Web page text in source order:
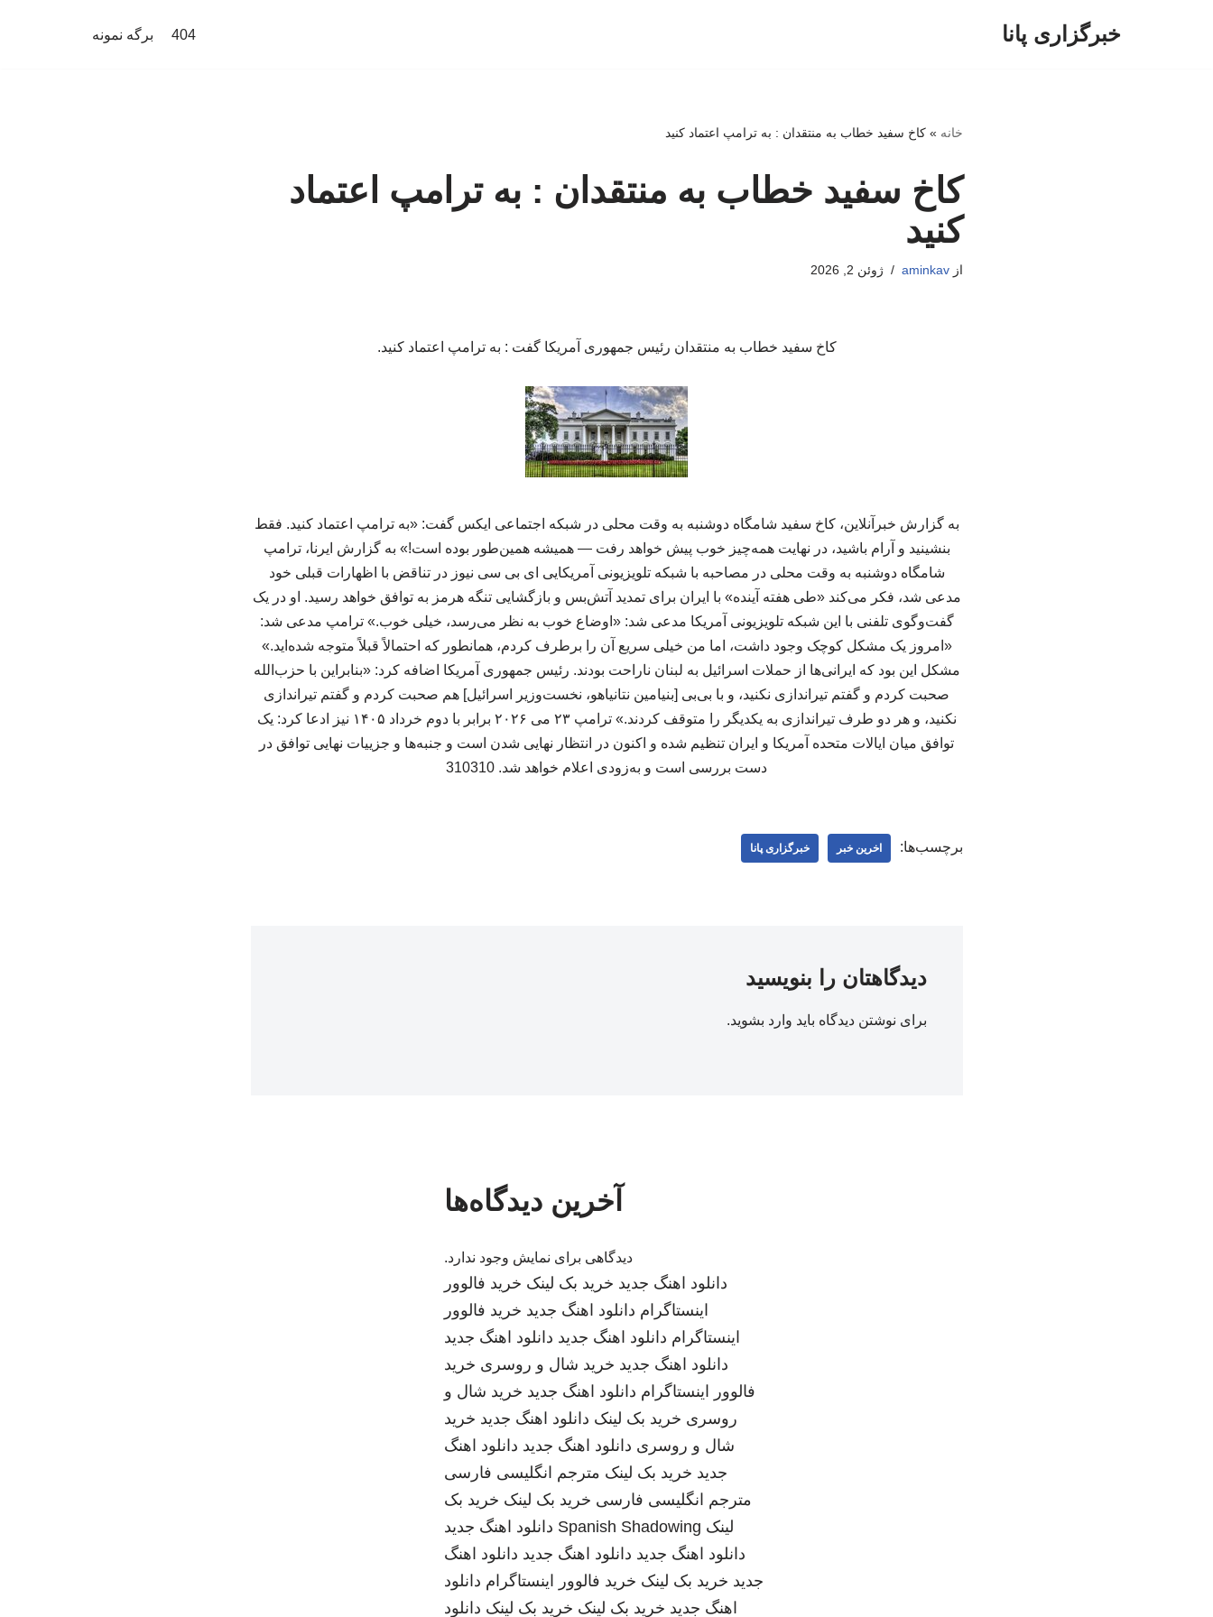
خبرگزاری پانا 404 برگه نمونه
خانه »کاخ سفید خطاب به منتقدان : به ترامپ اعتماد کنید
کاخ سفید خطاب به منتقدان : به ترامپ اعتماد
کنید
ازaminkav ژوئن 2, 2026
کاخ سفید خطاب به منتقدان رئیس جمهوری آمریکا گفت : به ترامپ اعتماد کنید.
به گزارش خبرآنلاین، کاخ سفید شامگاه دوشنبه به وقت محلی در شبکه اجتماعی ایکس گفت: «به ترامپ اعتماد کنید. فقط
بنشینید و آرام باشید، در نهایت همه‌چیز خوب پیش خواهد رفت — همیشه همین‌طور بوده است!» به گزارش ایرنا، ترامپ
شامگاه دوشنبه به وقت محلی در مصاحبه با شبکه تلویزیونی آمریکایی ای بی سی نیوز در تناقض با اظهارات قبلی خود
مدعی شد، فکر می‌کند «طی هفته آینده» با ایران برای تمدید آتش‌بس و بازگشایی تنگه هرمز به توافق خواهد رسید. او در یک
گفت‌وگوی تلفنی با این شبکه تلویزیونی آمریکا مدعی شد: «اوضاع خوب به نظر می‌رسد، خیلی خوب.» ترامپ مدعی شد:
«امروز یک مشکل کوچک وجود داشت، اما من خیلی سریع آن را برطرف کردم، همانطور که احتمالاً قبلاً متوجه شده‌اید.»
مشکل این بود که ایرانی‌ها از حملات اسرائیل به لبنان ناراحت بودند. رئیس جمهوری آمریکا اضافه کرد: «بنابراین با حزب‌الله
صحبت کردم و گفتم تیراندازی نکنید، و با بی‌بی [بنیامین نتانیاهو، نخست‌وزیر اسرائیل] هم صحبت کردم و گفتم تیراندازی
نکنید، و هر دو طرف تیراندازی به یکدیگر را متوقف کردند.» ترامپ ۲۳ می ۲۰۲۶ برابر با دوم خرداد ۱۴۰۵ نیز ادعا کرد: یک
توافق میان ایالات متحده آمریکا و ایران تنظیم شده و اکنون در انتظار نهایی شدن است و جنبه‌ها و جزییات نهایی توافق در
دست بررسی است و به‌زودی اعلام خواهد شد. 310310
برچسب‌ها: اخرین خبر خبرگزاری پانا
دیدگاهتان را بنویسید
برای نوشتن دیدگاه باید وارد بشوید.
آخرین دیدگاه‌ها
دیدگاهی برای نمایش وجود ندارد.
دانلود اهنگ جدید خرید بک لینک خرید فالوور
اینستاگرام دانلود اهنگ جدید خرید فالوور
اینستاگرام دانلود اهنگ جدید دانلود اهنگ جدید
دانلود اهنگ جدید خرید شال و روسری خرید
فالوور اینستاگرام دانلود اهنگ جدید خرید شال و
روسری خرید بک لینک دانلود اهنگ جدید خرید
شال و روسری دانلود اهنگ جدید دانلود اهنگ
جدید خرید بک لینک مترجم انگلیسی فارسی
مترجم انگلیسی فارسی خرید بک لینک خرید بک
لینک Spanish Shadowing دانلود اهنگ جدید
دانلود اهنگ جدید دانلود اهنگ جدید دانلود اهنگ
جدید خرید بک لینک خرید فالوور اینستاگرام دانلود
اهنگ جدید خرید بک لینک خرید بک لینک دانلود